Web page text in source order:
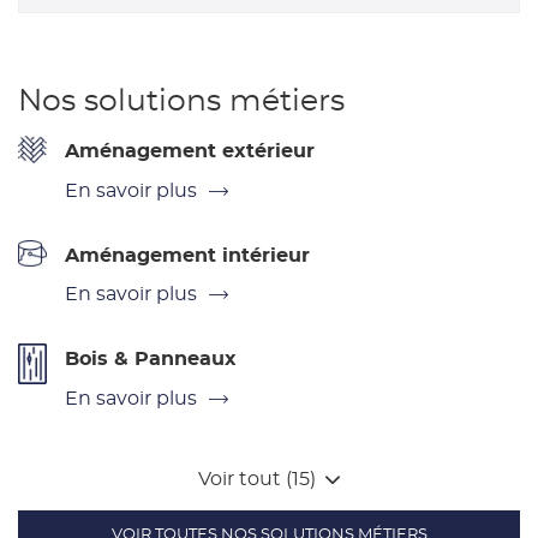
Nos solutions métiers
Aménagement extérieur
En savoir plus
Aménagement intérieur
En savoir plus
Bois & Panneaux
En savoir plus
Voir tout (15)
VOIR TOUTES NOS SOLUTIONS MÉTIERS